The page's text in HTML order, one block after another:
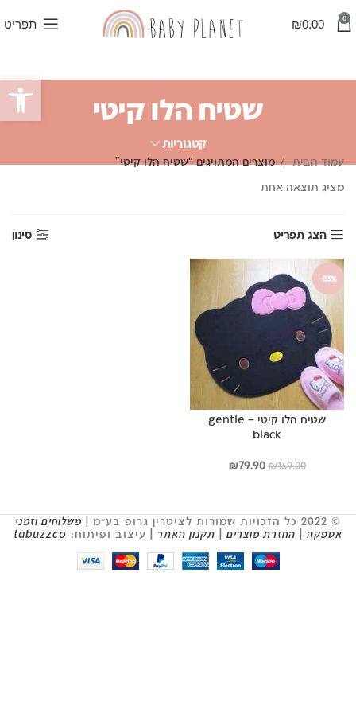
0
₪0.00 תפריט
שטיח הלו קיטי
קטגוריות
עמוד הבית
מוצרים המתויגים “שטיח הלו קיטי”
מציג תוצאה אחת
הצג תפריט סינון
-53%
שטיח הלו קיטי – gentle
black
₪169.00
המחיר₪79.90
המחיר
© 2022 כל הזכויות שמורות לציטרין גרופ בע״מ |
משלוחים וזמני
אספקה
החזרת מוצרים תקנון האתר | עיצוב ופיתוח: tabuzzco
פתח